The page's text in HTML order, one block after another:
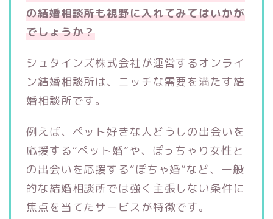
の結婚相談所も視野に入れてみてはいかが
でしょうか？
シュタインズ株式会社が運営するオンライ
ン結婚相談所は、ニッチな需要を満たす結
婚相談所です。
例えば、ペット好きな人どうしの出会いを
応援する“ペット婚”や、ぽっちゃり女性と
の出会いを応援する“ぽちゃ婚”など、一般
的な結婚相談所では強く主張しない条件に
焦点を当てたサービスが特徴です。